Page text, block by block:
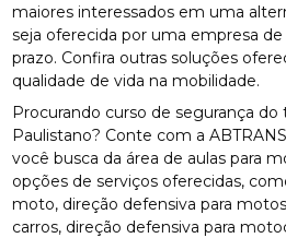
maiores interessados em uma
seja oferecida por uma empresa
prazo. Confira outras soluções
qualidade de vida na mobilidade.
Procurando curso de segurança do
Paulistano? Conte com a
você busca da área de aulas para
opções de serviços oferecidas,
moto, direção defensiva para
carros, direção defensiva para